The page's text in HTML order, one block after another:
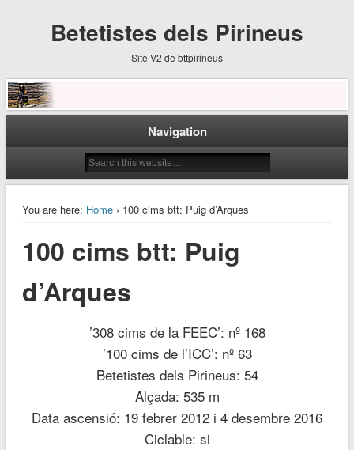
Betetistes dels Pirineus
Site V2 de bttpirineus
Navigation
You are here: Home› 100 cims btt: Puig d’Arques
100 cims btt: Puig
d’Arques
’308 cims de la FEEC’: nº 168
’100 cims de l’ICC’: nº 63
Betetistes dels Pirineus: 54
Alçada: 535 m
Data ascensió: 19 febrer 2012 i 4 desembre 2016
Ciclable: si